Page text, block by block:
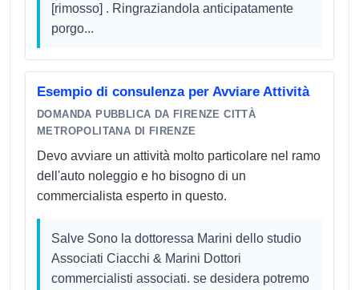
[rimosso] . Ringraziandola anticipatamente
porgo...
Esempio di consulenza per Avviare Attività
DOMANDA PUBBLICA DA FIRENZE CITTÀ
METROPOLITANA DI FIRENZE
Devo avviare un attività molto particolare nel ramo
dell'auto noleggio e ho bisogno di un
commercialista esperto in questo.
Salve Sono la dottoressa Marini dello studio
Associati Ciacchi & Marini Dottori
commercialisti associati. se desidera potremo